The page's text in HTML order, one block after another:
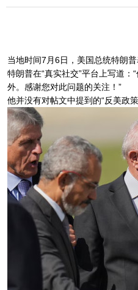
当地时间7月6日，美国总统特朗
特朗普在“真实社交”平台上写道
外。感谢您对此问题的关注！”
他并没有对帖文中提到的“反美政